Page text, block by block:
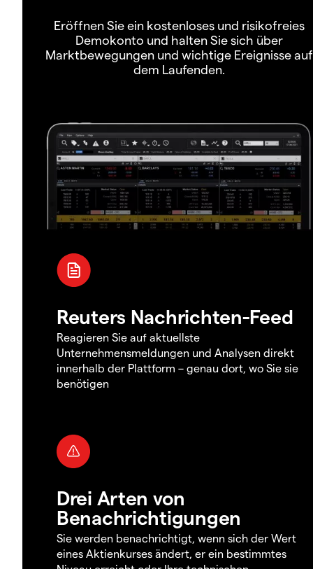
Eröffnen Sie ein kostenloses und risikofreies
Demokonto und halten Sie sich über
Marktbewegungen und wichtige Ereignisse auf
dem Laufenden.
Reuters Nachrichten-Feed
Reagieren Sie auf aktuellste
Unternehmensmeldungen und Analysen direkt
innerhalb der Plattform – genau dort, wo Sie sie
benötigen
Drei Arten von
Benachrichtigungen
Sie werden benachrichtigt, wenn sich der Wert
eines Aktienkurses ändert, er ein bestimmtes